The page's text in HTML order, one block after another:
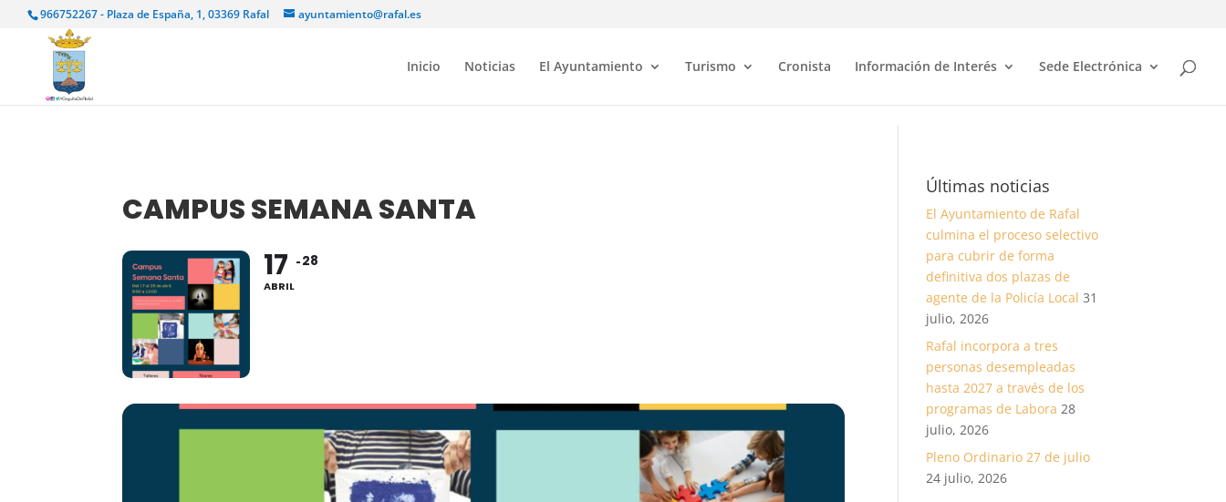
966752267 - Plaza de España, 1, 03369 Rafal ayuntamiento@rafal.es
Inicio Noticias El Ayuntamiento Turismo Cronista Información de Interés Sede Electrónica
CAMPUS SEMANA SANTA
17
ABRIL
28
Últimas noticias
El Ayuntamiento de Rafal
culmina el proceso selectivo
para cubrir de forma
definitiva dos plazas de
agente de la Policía Local 31
julio, 2026
Rafal incorpora a tres
personas desempleadas
hasta 2027 a través de los
programas de Labora 28
julio, 2026
Pleno Ordinario 27 de julio
24 julio, 2026